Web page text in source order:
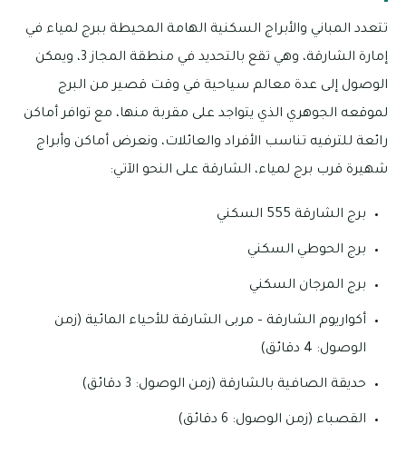
تتعدد المباني والأبراج السكنية الهامة المحيطة ببرج لمياء في
إمارة الشارقة، وهي تقع بالتحديد في منطقة المجاز 3، ويمكن
الوصول إلى عدة معالم سياحية في وقت قصير من البرج
لموقعه الجوهري الذي يتواجد على مقربة منها، مع توافر أماكن
رائعة للترفيه تناسب الأفراد والعائلات، ونعرض أماكن وأبراج
شهيرة قرب برج لمياء، الشارقة على النحو الآتي:
برج الشارقة 555 السكني
برج الحوطي السكني
برج المرجان السكني
أكواريوم الشارقة – مربى الشارقة للأحياء المائية (زمن
الوصول: 4 دقائق)
حديقة الصافية بالشارقة (زمن الوصول: 3 دقائق)
القصباء (زمن الوصول: 6 دقائق)